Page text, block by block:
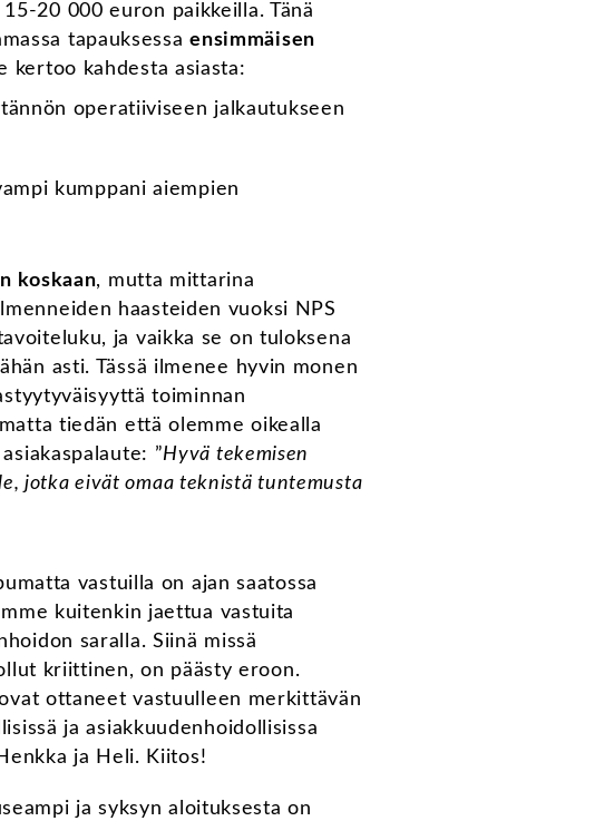
20 000 euron paikkeilla. Tänä
tapauksessaensimmäisen
kertoo kahdesta asiasta:
operatiiviseen jalkautukseen
kumppani aiempien
koskaan, mutta mittarina
haasteiden vuoksi NPS
ja vaikka se on tuloksena
asti. Tässä ilmenee hyvin monen
toiminnan
tiedän että olemme oikealla
”Hyvä tekemisen
jotka eivät omaa teknistä tuntemusta
vastuilla on ajan saatossa
kuitenkin jaettua vastuita
saralla. Siinä missä
kriittinen, on päästy eroon.
ottaneet vastuulleen merkittävän
ja asiakkuudenhoidollisissa
ja Heli. Kiitos!
ja syksyn aloituksesta on